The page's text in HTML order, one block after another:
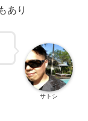
あり
サトシ